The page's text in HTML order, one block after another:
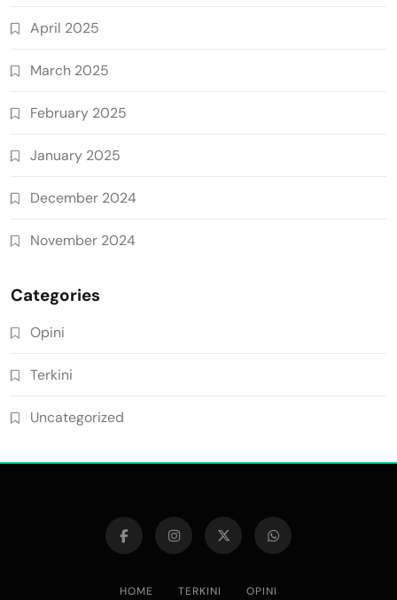
April 2025
March 2025
February 2025
January 2025
December 2024
November 2024
Categories
Opini
Terkini
Uncategorized
HOME TERKINI OPINI